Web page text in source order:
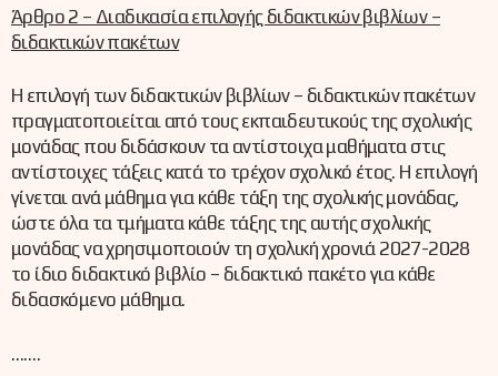
Άρθρο 2 – Διαδικασία επιλογής διδακτικών βιβλίων –
διδακτικών πακέτων
Η επιλογή των διδακτικών βιβλίων – διδακτικών πακέτων
πραγματοποιείται από τους εκπαιδευτικούς της σχολικής
μονάδας που διδάσκουν τα αντίστοιχα μαθήματα στις
αντίστοιχες τάξεις κατά το τρέχον σχολικό έτος. Η επιλογή
γίνεται ανά μάθημα για κάθε τάξη της σχολικής μονάδας,
ώστε όλα τα τμήματα κάθε τάξης της αυτής σχολικής
μονάδας να χρησιμοποιούν τη σχολική χρονιά 2027-2028
το ίδιο διδακτικό βιβλίο – διδακτικό πακέτο για κάθε
διδασκόμενο μάθημα.
…….